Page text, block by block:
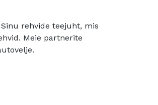
rehvide teejuht, mis
Meie partnerite